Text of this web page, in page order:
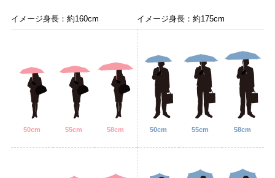
イメージ身長：約160cm イメージ身長：約175cm
50cm 55cm 58cm 50cm 55cm 58cm